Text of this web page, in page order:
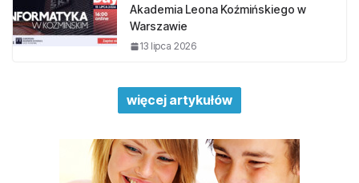
Akademia Leona Koźmińskiego w
Warszawie
13 lipca 2026
więcej artykułów